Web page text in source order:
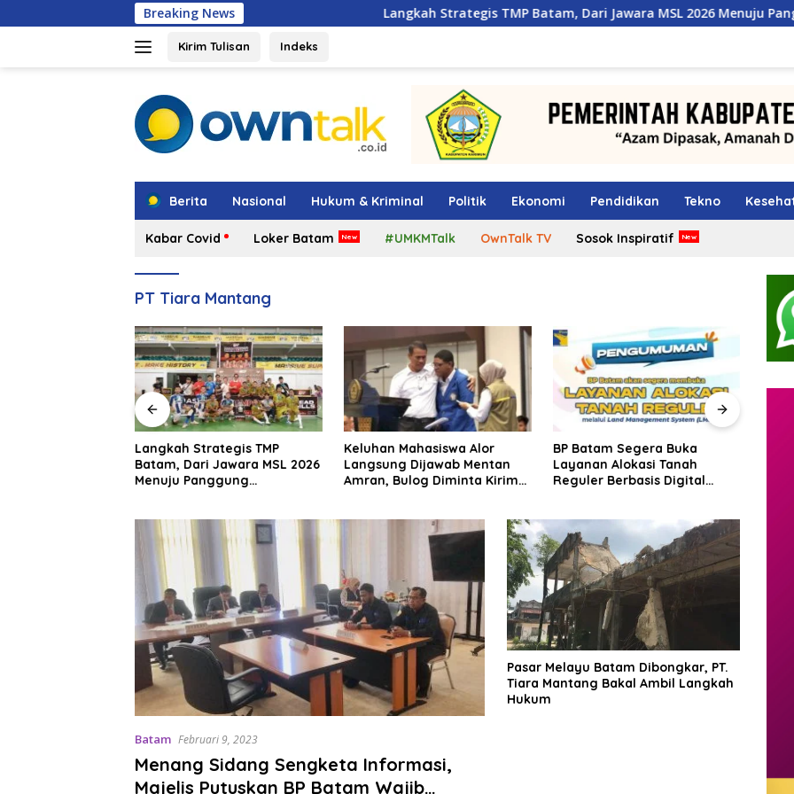
ke
Breaking News Langkah Strategis TMP Batam, Dari Jawara MSL 2026 Menuju Panggung Internasional
Kirim Tulisan Indeks
Berita Nasional Hukum & Kriminal Politik Ekonomi Pendidikan Tekno
Kabar Covid Loker Batam #UMKMTalk OwnTalk TV Sosok Inspiratif
PT Tiara Mantang
Keluhan Mahasiswa Alor
Langsung Dijawab Mentan
Amran, Bulog Diminta Kirim
BP Batam Segera Buka
Layanan Alokasi Tanah
Reguler Berbasis Digital
Amsakar: Penataan Ruang
Laut Bukan Hambatan,
Justru Perkuat Iklim Investasi
Batam Februari 9, 2023
Menang Sidang Sengketa Informasi,
Majelis Putuskan BP Batam Wajib
Pasar Melayu Batam Dibongkar, PT.
Tiara Mantang Bakal Ambil Langkah
Hukum